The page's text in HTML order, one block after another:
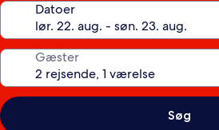
Datoer
Gæster
Søg